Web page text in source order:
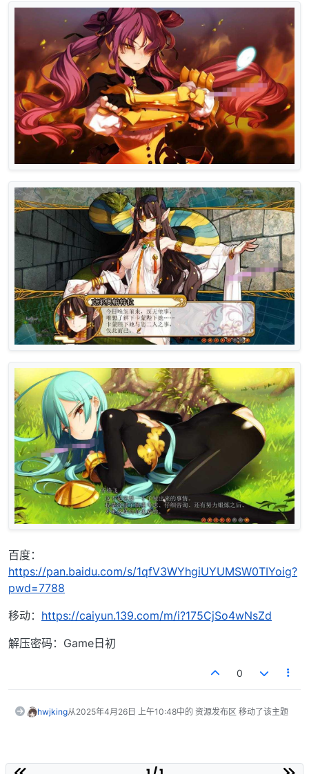
百度：
https://pan.baidu.com/s/1qfV3WYhgiUYUMSW0TIYoig?
pwd=7788
移动： https://caiyun.139.com/m/i?175CjSo4wNsZd
解压密码：Game日初
0
hwjking从2025年4月26日 上午10:48中的 资源发布区 移动了该主题